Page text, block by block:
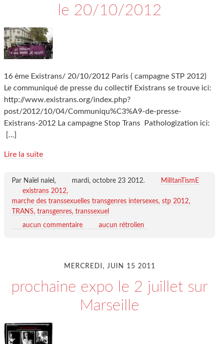
le 20/10/2012
16 ème Existrans/ 20/10/2012 Paris ( campagne STP 2012)
Le communiqué de presse du collectif Existrans se trouve ici:
http://www.existrans.org/index.php?
post/2012/10/04/Communiqu%C3%A9-de-presse-
Existrans-2012 La campagne Stop Trans Pathologization ici:
[…]
Lire la suite
Par Naïel naiel, mardi, octobre 23 2012.
MilItanTismE
existrans 2012
marche des transsexuelles transgenres intersexes stp 2012
TRANS transgenres transsexuel
aucun commentaire
aucun rétrolien
MERCREDI, JUIN 15 2011
prochaine expo le 2 juillet sur
Marseille